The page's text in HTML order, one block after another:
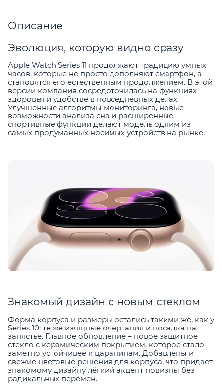
Описание
Эволюция, которую видно сразу
Apple Watch Series 11 продолжают традицию умных
часов, которые не просто дополняют смартфон, а
становятся его естественным продолжением. В этой
версии компания сосредоточилась на функциях
здоровья и удобстве в повседневных делах.
Улучшенные алгоритмы мониторинга, новые
возможности анализа сна и расширенные
спортивные функции делают модель одним из
самых продуманных носимых устройств на рынке.
Знакомый дизайн с новым стеклом
Форма корпуса и размеры остались такими же, как у
Series 10: те же изящные очертания и посадка на
запястье. Главное обновление – новое защитное
стекло с керамическим покрытием, которое стало
заметно устойчивее к царапинам. Добавлены и
свежие цветовые решения для корпуса, что придаёт
знакомому дизайну лёгкий акцент новизны без
радикальных перемен.